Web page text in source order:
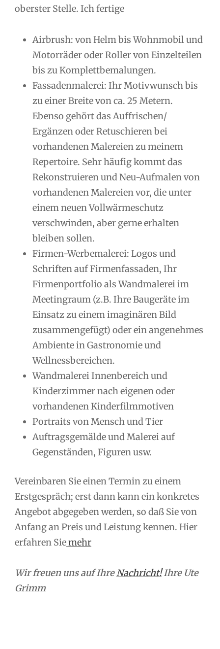
oberster Stelle. Ich fertige
Airbrush: von Helm bis Wohnmobil und
Motorräder oder Roller von Einzelteilen
bis zu Komplettbemalungen.
Fassadenmalerei: Ihr Motivwunsch bis
zu einer Breite von ca. 25 Metern.
Ebenso gehört das Auffrischen/
Ergänzen oder Retuschieren bei
vorhandenen Malereien zu meinem
Repertoire. Sehr häufig kommt das
Rekonstruieren und Neu-Aufmalen von
vorhandenen Malereien vor, die unter
einem neuen Vollwärmeschutz
verschwinden, aber gerne erhalten
bleiben sollen.
Firmen-Werbemalerei: Logos und
Schriften auf Firmenfassaden, Ihr
Firmenportfolio als Wandmalerei im
Meetingraum (z.B. Ihre Baugeräte im
Einsatz zu einem imaginären Bild
zusammengefügt) oder ein angenehmes
Ambiente in Gastronomie und
Wellnessbereichen.
Wandmalerei Innenbereich und
Kinderzimmer nach eigenen oder
vorhandenen Kinderfilmmotiven
Portraits von Mensch und Tier
Auftragsgemälde und Malerei auf
Gegenständen, Figuren usw.
Vereinbaren Sie einen Termin zu einem
Erstgespräch; erst dann kann ein konkretes
Angebot abgegeben werden, so daß Sie von
Anfang an Preis und Leistung kennen. Hier
erfahren Siemehr
Wir freuen uns auf IhreNachricht!Ihre Ute
Grimm